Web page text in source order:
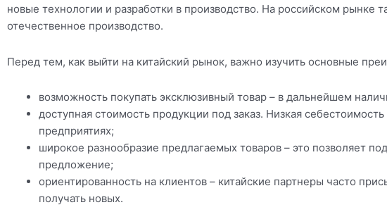
новые технологии и разработки в производство. На российском рынке
отечественное производство.
Перед тем, как выйти на китайский рынок, важно изучить основные
возможность покупать эксклюзивный товар – в дальнейшем
доступная стоимость продукции под заказ. Низкая
предприятиях;
широкое разнообразие предлагаемых товаров – это позволяет
предложение;
ориентированность на клиентов – китайские партнеры часто
получать новых.